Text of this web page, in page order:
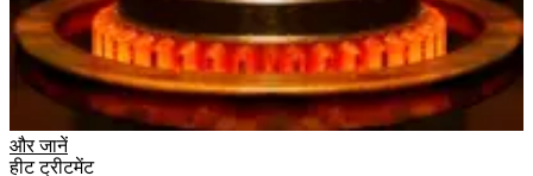
और जानें
हीट ट्रीटमेंट